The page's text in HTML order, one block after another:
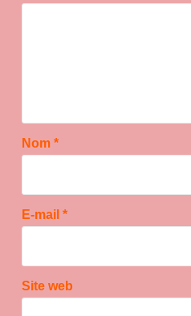
Nom *
E-mail *
Site web